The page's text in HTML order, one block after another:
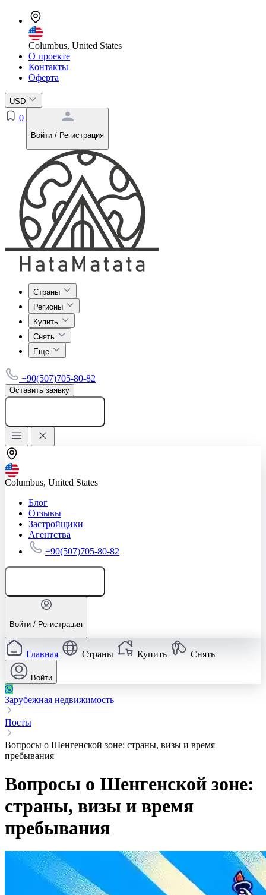
Columbus, United States
О проекте
Контакты
Оферта
USD
0
Войти / Регистрация
Страны
Регионы
Купить
Снять
Еще
+90(507)705-80-82
Оставить заявку
Columbus, United States
Блог
Отзывы
Застройщики
Агентства
+90(507)705-80-82
Войти / Регистрация
Главная Страны Купить Снять
Войти
Зарубежная недвижимость
Посты
Вопросы о Шенгенской зоне: страны, визы и время
пребывания
Вопросы о Шенгенской зоне:
страны, визы и время
пребывания